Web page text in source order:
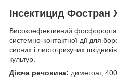
Інсектицид Фостран
Високоефективний
системно-контактної дії для
сисних і листогризучих
культур.
Діюча речовина: диметоат,